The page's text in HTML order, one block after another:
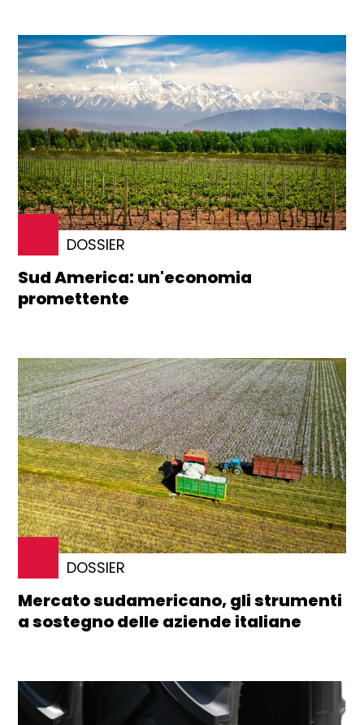
DOSSIER
Sud America: un'economia
promettente
DOSSIER
Mercato sudamericano, gli strumenti
a sostegno delle aziende italiane